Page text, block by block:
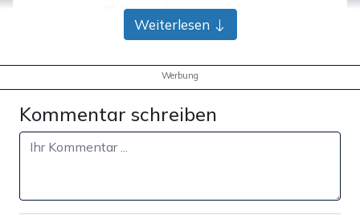
Bank-Überweisung
Weiterlesen
Werbung
Kommentar schreiben